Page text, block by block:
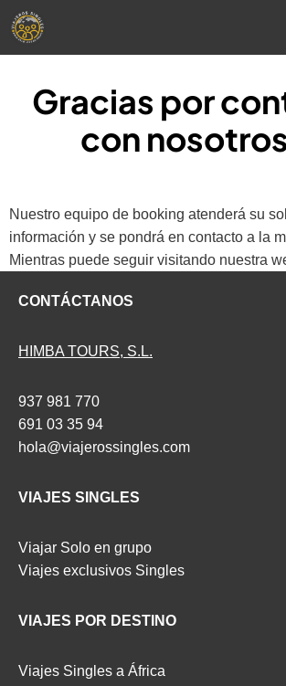
Saltar
contenido
Gracias por
con
Nuestro equipo de booking atenderá su
información y se pondrá en contacto a la
Mientras puede seguir visitando nuestra
CONTÁCTANOS
HIMBA TOURS, S.L.
937 981 770
691 03 35 94
hola@viajerossingles.com
VIAJES SINGLES
Viajar Solo en grupo
Viajes exclusivos Singles
VIAJES POR DESTINO
Viajes Singles a África